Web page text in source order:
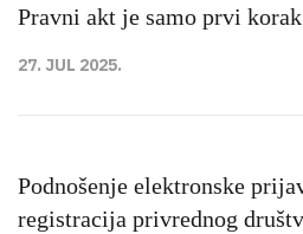
Pravni akt je samo prvi
27. JUL 2025.
Podnošenje elektronske
registracija privrednog